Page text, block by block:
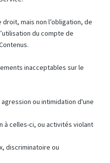
droit, mais non l’obligation, de
du compte de
inacceptables sur le
ou intimidation d'une
à celles-ci, ou activités violant
discriminatoire ou